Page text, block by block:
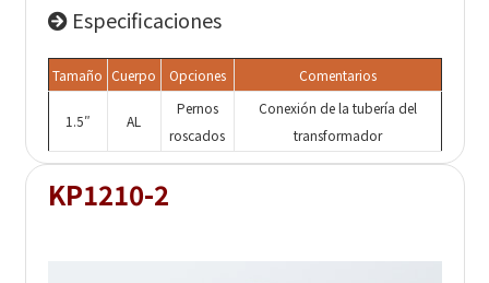
Especificaciones
Tamaño Cuerpo Opciones Comentarios
1.5″ AL
Pernos
roscados
Conexión de la tubería del
transformador
KP1210-2